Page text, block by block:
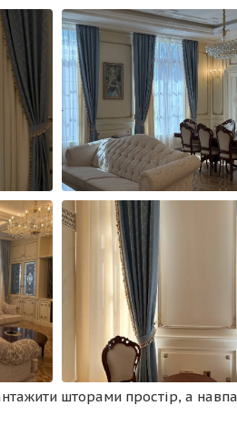
шторами простір, а